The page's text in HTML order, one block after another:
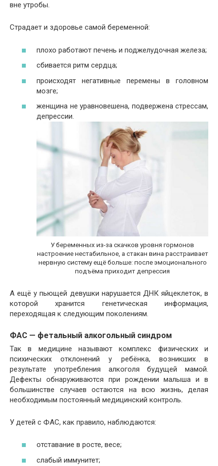
вне утробы.
Страдает и здоровье самой беременной:
плохо работают печень и поджелудочная железа;
сбивается ритм сердца;
происходят негативные перемены в головном
мозге;
женщина не уравновешена, подвержена стрессам,
депрессии.
У беременных из-за скачков уровня гормонов
настроение нестабильное, а стакан вина расстраивает
нервную систему ещё больше: после эмоционального
подъёма приходит депрессия
А ещё у пьющей девушки нарушается ДНК яйцеклеток, в
которой хранится генетическая информация,
переходящая к следующим поколениям.
ФАС — фетальный алкогольный синдром
Так в медицине называют комплекс физических и
психических отклонений у ребёнка, возникших в
результате употребления алкоголя будущей мамой.
Дефекты обнаруживаются при рождении малыша и в
большинстве случаев остаются на всю жизнь, делая
необходимым постоянный медицинский контроль.
У детей с ФАС, как правило, наблюдаются:
отставание в росте, весе;
слабый иммунитет;